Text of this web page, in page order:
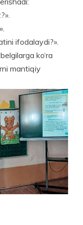
ifodalaydi?».
ko‘ra
mantiqiy